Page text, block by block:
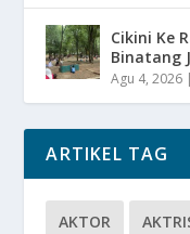
Cikini Ke
Binatang
Agu 4, 2026
ARTIKEL TAG
AKTOR